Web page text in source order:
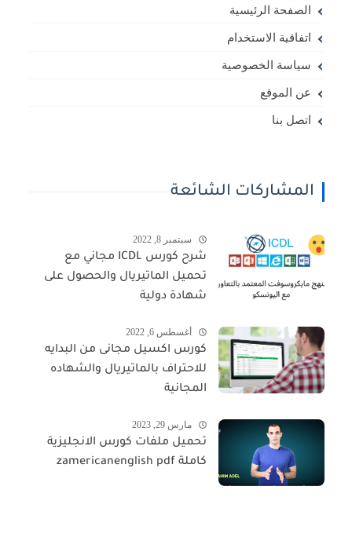
الصفحة الرئيسية
اتفاقية الاستخدام
سياسة الخصوصية
عن الموقع
اتصل بنا
المشاركات الشائعة
سبتمبر 8, 2022
شرح كورس ICDL مجاني مع
تحميل الماتيريال والحصول على
شهادة دولية
أغسطس 6, 2022
كورس اكسيل مجانى من البدايه
للاحتراف بالماتيريال والشهاده
المجانية
مارس 29, 2023
تحميل ملفات كورس الانجليزية
كاملة zamericanenglish pdf